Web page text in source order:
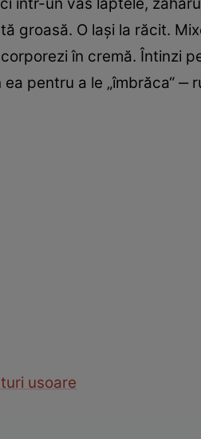
groasă. O laşi la răcit.
în cremă. Întinzi
pentru a le „îmbrăca“
usoare